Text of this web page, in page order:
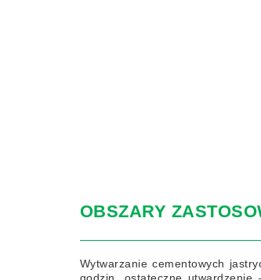
OBSZARY
Wytwarzanie cementowych